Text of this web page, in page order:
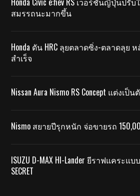
สมรรถนะมากขึ้น
Honda ดัน HRC ลุยตลาดซิ่ง-ตลาดลุย
สำเร็จ
Nissan Aura Nismo RS Concept แต่งเ
Nismo สยายปีรุกหนัก จ่อขายรถ
ISUZU D-MAX HI-Lander ยีราฟแคระแ
SECRET